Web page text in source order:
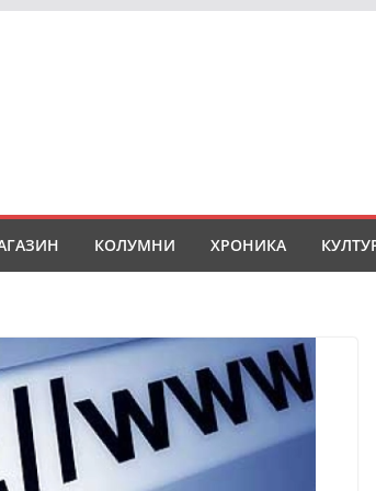
КОЛУМНИ ХРОНИКА